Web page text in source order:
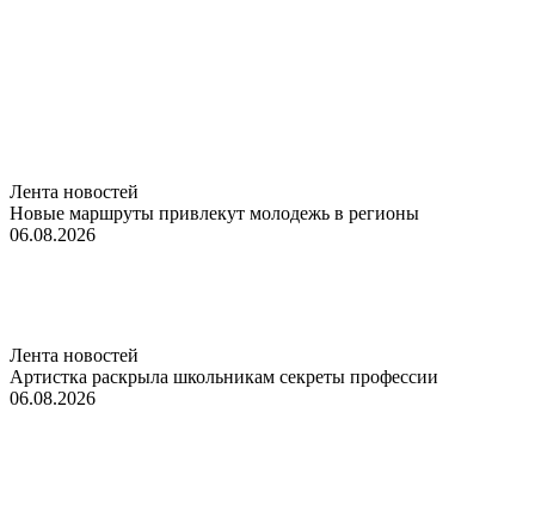
Лента новостей
Новые маршруты привлекут молодежь в регионы
06.08.2026
Лента новостей
Артистка раскрыла школьникам секреты профессии
06.08.2026